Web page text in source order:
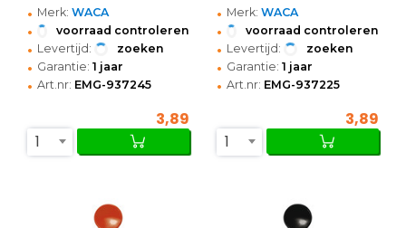
• Merk: WACA
• voorraad controleren
• Levertijd: zoeken
• Garantie: 1 jaar
• Art.nr: EMG-937245
3,89
1
• Merk: WACA
• voorraad controleren
• Levertijd: zoeken
• Garantie: 1 jaar
• Art.nr: EMG-937225
3,89
1